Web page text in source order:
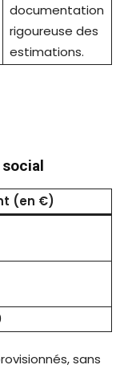
documentation
rigoureuse des
estimations.
(en €)
sans